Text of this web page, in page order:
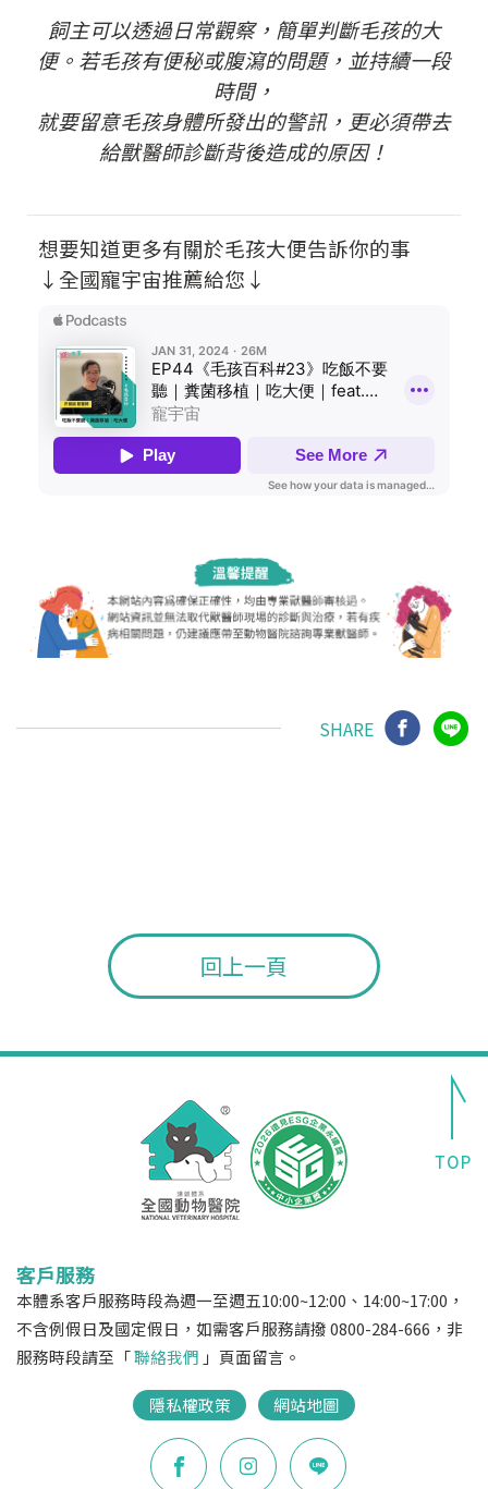
飼主可以透過日常觀察，簡單判斷毛孩的大
便。若毛孩有便秘或腹瀉的問題，並持續一段
時間，
就要留意毛孩身體所發出的警訊，更必須帶去
給獸醫師診斷背後造成的原因！
想要知道更多有關於毛孩大便告訴你的事
↓全國寵宇宙推薦給您↓
SHARE
回上一頁
客戶服務
本體系客戶服務時段為週一至週五10:00~12:00、14:00~17:00，
不含例假日及國定假日，如需客戶服務請撥 0800-284-666，非
服務時段請至「聯絡我們 」頁面留言。
隱私權政策 網站地圖